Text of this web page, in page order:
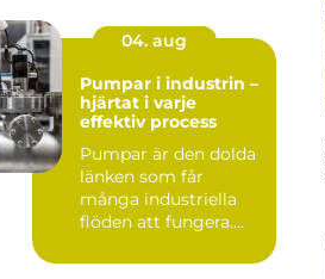
04. aug
Pumpar i industrin –
hjärtat i varje
effektiv process
Pumpar är den dolda
länken som får
många industriella
flöden att fungera....